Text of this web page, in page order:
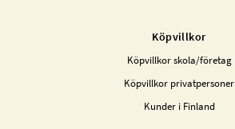
Köpvillkor
Köpvillkor skola/företag
Köpvillkor privatpersoner
Kunder i Finland